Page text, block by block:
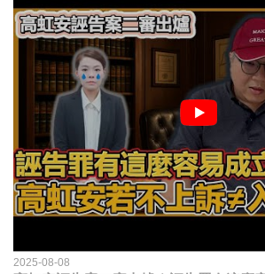
2025-08-08